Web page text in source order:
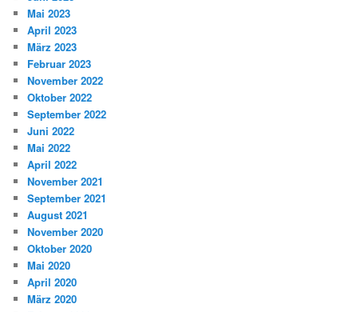
Mai 2023
April 2023
März 2023
Februar 2023
November 2022
Oktober 2022
September 2022
Juni 2022
Mai 2022
April 2022
November 2021
September 2021
August 2021
November 2020
Oktober 2020
Mai 2020
April 2020
März 2020